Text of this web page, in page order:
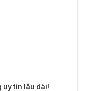
uy tín lâu dài!